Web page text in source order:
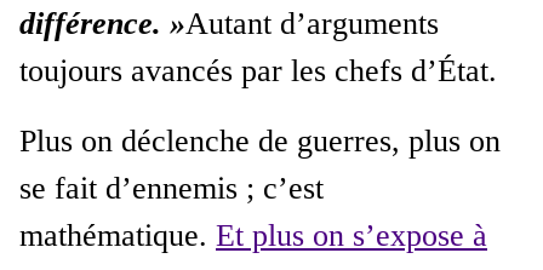
différence. »Autant d’arguments
toujours avancés par les chefs d’État.
Plus on déclenche de guerres, plus on
se fait d’ennemis ; c’est
mathématique. Et plus on s’expose à